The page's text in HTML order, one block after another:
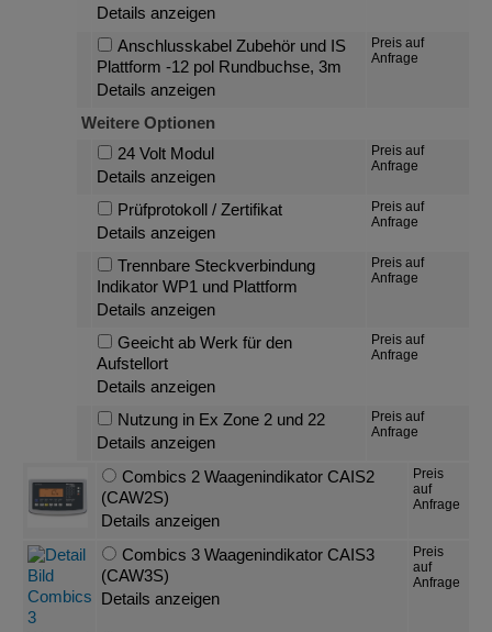
Details anzeigen
Anschlusskabel Zubehör und IS
Plattform -12 pol Rundbuchse, 3m
Details anzeigen
Preis auf
Anfrage
Weitere Optionen
24 Volt Modul
Details anzeigen
Preis auf
Anfrage
Prüfprotokoll / Zertifikat
Details anzeigen
Preis auf
Anfrage
Trennbare Steckverbindung
Indikator WP1 und Plattform
Details anzeigen
Preis auf
Anfrage
Geeicht ab Werk für den
Aufstellort
Details anzeigen
Preis auf
Anfrage
Nutzung in Ex Zone 2 und 22
Details anzeigen
Preis auf
Anfrage
Combics 2 Waagenindikator CAIS2
(CAW2S)
Details anzeigen
Preis
auf
Anfrage
Combics 3 Waagenindikator CAIS3
(CAW3S)
Details anzeigen
Preis
auf
Anfrage